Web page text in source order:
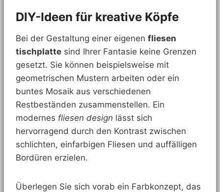
DIY-Ideen für kreative Köpfe
Bei der Gestaltung einer eigenen fliesen
tischplatte sind Ihrer Fantasie keine Grenzen
gesetzt. Sie können beispielsweise mit
geometrischen Mustern arbeiten oder ein
buntes Mosaik aus verschiedenen
Restbeständen zusammenstellen. Ein
modernes fliesen design lässt sich
hervorragend durch den Kontrast zwischen
schlichten, einfarbigen Fliesen und auffälligen
Bordüren erzielen.
Überlegen Sie sich vorab ein Farbkonzept, das